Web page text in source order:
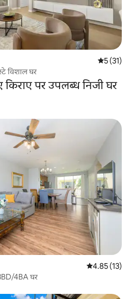
औसत रेटिंग
5 (31)
विशाल घर
पर उपलब्ध निजी घर
औसत रेटिंग 5 में
4.85 (13)
4BA घर